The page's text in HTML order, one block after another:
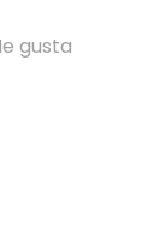
gusta